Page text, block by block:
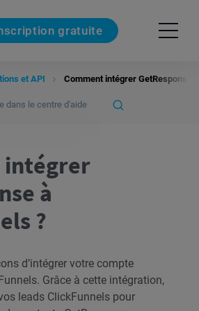
gratuite
et API Comment intégrer GetResponse
intégrer
à
?
d’intégrer votre compte
Grâce à cette intégration,
leads ClickFunnels pour